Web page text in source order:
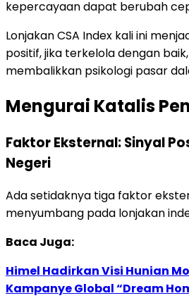
kepercayaan dapat berubah
Lonjakan CSA Index kali ini
positif, jika terkelola dengan
membalikkan psikologi pasar
Mengurai Katalis
Faktor Eksternal: Sinyal
Negeri
Ada setidaknya tiga faktor
menyumbang pada lonjakan
Baca Juga:
Himel Hadirkan Visi Hunian
Kampanye Global “Dream